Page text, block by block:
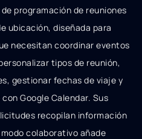
programación de reuniones
ubicación, diseñada para
necesitan coordinar eventos
tipos de reunión,
gestionar fechas de viaje y
Google Calendar. Sus
recopilan información
colaborativo añade